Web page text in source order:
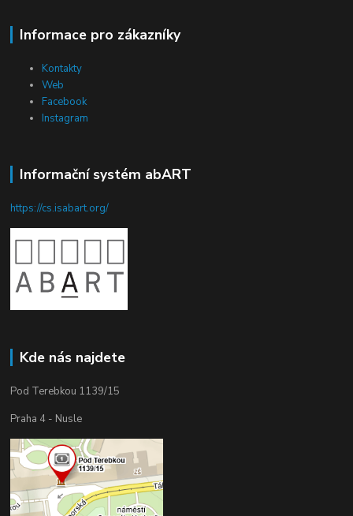
Informace pro zákazníky
Kontakty
Web
Facebook
Instagram
Informační systém abART
https://cs.isabart.org/
Kde nás najdete
Pod Terebkou 1139/15
Praha 4 - Nusle